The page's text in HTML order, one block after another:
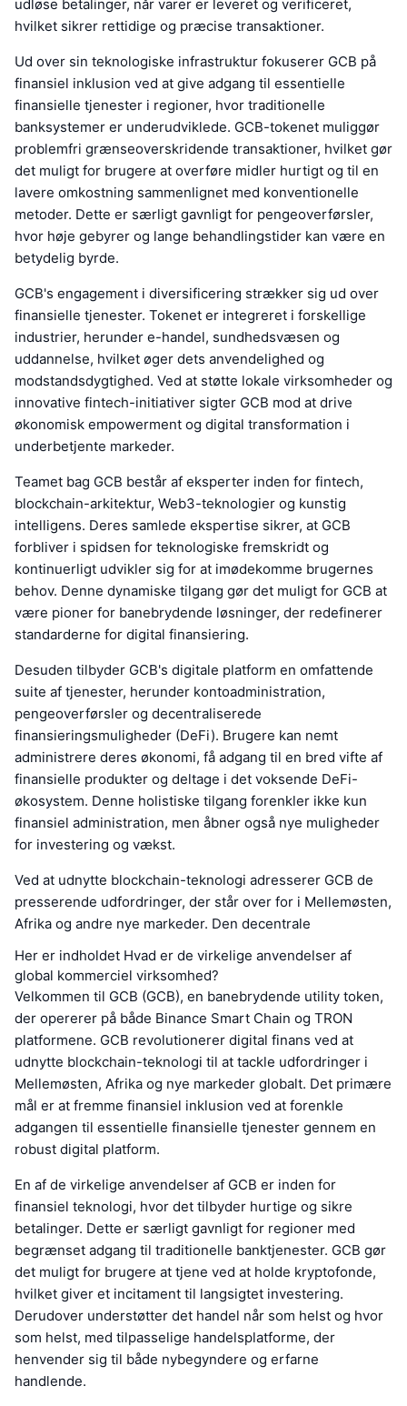
udløse betalinger, når varer er leveret og verificeret,
hvilket sikrer rettidige og præcise transaktioner.
Ud over sin teknologiske infrastruktur fokuserer GCB på
finansiel inklusion ved at give adgang til essentielle
finansielle tjenester i regioner, hvor traditionelle
banksystemer er underudviklede. GCB-tokenet muliggør
problemfri grænseoverskridende transaktioner, hvilket gør
det muligt for brugere at overføre midler hurtigt og til en
lavere omkostning sammenlignet med konventionelle
metoder. Dette er særligt gavnligt for pengeoverførsler,
hvor høje gebyrer og lange behandlingstider kan være en
betydelig byrde.
GCB's engagement i diversificering strækker sig ud over
finansielle tjenester. Tokenet er integreret i forskellige
industrier, herunder e-handel, sundhedsvæsen og
uddannelse, hvilket øger dets anvendelighed og
modstandsdygtighed. Ved at støtte lokale virksomheder og
innovative fintech-initiativer sigter GCB mod at drive
økonomisk empowerment og digital transformation i
underbetjente markeder.
Teamet bag GCB består af eksperter inden for fintech,
blockchain-arkitektur, Web3-teknologier og kunstig
intelligens. Deres samlede ekspertise sikrer, at GCB
forbliver i spidsen for teknologiske fremskridt og
kontinuerligt udvikler sig for at imødekomme brugernes
behov. Denne dynamiske tilgang gør det muligt for GCB at
være pioner for banebrydende løsninger, der redefinerer
standarderne for digital finansiering.
Desuden tilbyder GCB's digitale platform en omfattende
suite af tjenester, herunder kontoadministration,
pengeoverførsler og decentraliserede
finansieringsmuligheder (DeFi). Brugere kan nemt
administrere deres økonomi, få adgang til en bred vifte af
finansielle produkter og deltage i det voksende DeFi-
økosystem. Denne holistiske tilgang forenkler ikke kun
finansiel administration, men åbner også nye muligheder
for investering og vækst.
Ved at udnytte blockchain-teknologi adresserer GCB de
presserende udfordringer, der står over for i Mellemøsten,
Afrika og andre nye markeder. Den decentrale
Her er indholdet Hvad er de virkelige anvendelser af
global kommerciel virksomhed?
Velkommen til GCB (GCB), en banebrydende utility token,
der opererer på både Binance Smart Chain og TRON
platformene. GCB revolutionerer digital finans ved at
udnytte blockchain-teknologi til at tackle udfordringer i
Mellemøsten, Afrika og nye markeder globalt. Det primære
mål er at fremme finansiel inklusion ved at forenkle
adgangen til essentielle finansielle tjenester gennem en
robust digital platform.
En af de virkelige anvendelser af GCB er inden for
finansiel teknologi, hvor det tilbyder hurtige og sikre
betalinger. Dette er særligt gavnligt for regioner med
begrænset adgang til traditionelle banktjenester. GCB gør
det muligt for brugere at tjene ved at holde kryptofonde,
hvilket giver et incitament til langsigtet investering.
Derudover understøtter det handel når som helst og hvor
som helst, med tilpasselige handelsplatforme, der
henvender sig til både nybegyndere og erfarne
handlende.